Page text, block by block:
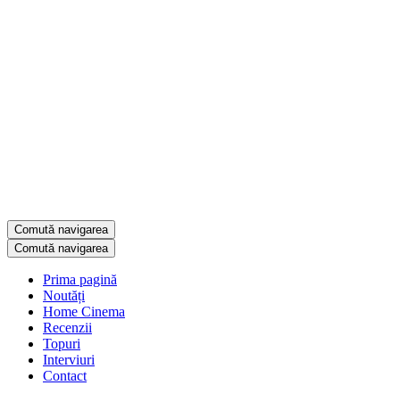
Comută navigarea
Comută navigarea
Prima pagină
Noutăți
Home Cinema
Recenzii
Topuri
Interviuri
Contact